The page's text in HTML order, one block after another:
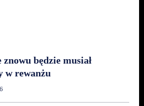
będzie musiał
w rewanżu